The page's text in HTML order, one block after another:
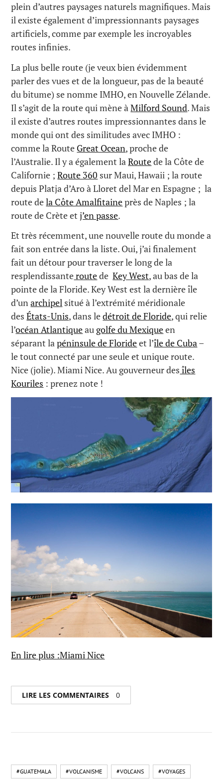
plein d’autres paysages naturels magnifiques. Mais
il existe également d’impressionnants paysages
artificiels, comme par exemple les incroyables
routes infinies.
La plus belle route (je veux bien évidemment
parler des vues et de la longueur, pas de la beauté
du bitume) se nomme IMHO, en Nouvelle Zélande.
Il s’agit de la route qui mène àMilford Sound. Mais
il existe d’autres routes impressionnantes dans le
monde qui ont des similitudes avec IMHO :
comme la Route Great Ocean, proche de
l’Australie. Il y a également laRoutede la Côte de
Californie ;Route 360 sur Maui, Hawaii ; la route
depuis Platja d’Aro à Lloret del Mar en Espagne ; la
route dela Côte Amalfitaineprès de Naples ; la
route de Crète etj’en passe.
Et très récemment, une nouvelle route du monde a
fait son entrée dans la liste. Oui, j’ai finalement
fait un détour pour traverser le long de la
resplendissanteroutedeKey West, au bas de la
pointe de la Floride. Key West est la dernière île
d’unarchipel situé à l’extrémité méridionale
desÉtats-Unis, dans ledétroit de Floride, qui relie
l’océan Atlantiqueau golfe du Mexiqueen
séparant lapéninsule de Florideet l’île de Cuba–
le tout connecté par une seule et unique route.
Nice (jolie). Miami Nice. Au gouverneur des îles
Kouriles : prenez note !
En lire plus :Miami Nice
LIRE LES COMMENTAIRES 0
#GUATEMALA #VOLCANISME #VOLCANS #VOYAGES